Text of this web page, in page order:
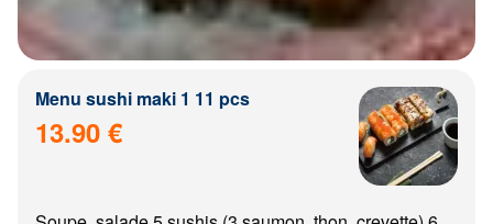
Menu sushi maki 1 11 pcs
13.90 €